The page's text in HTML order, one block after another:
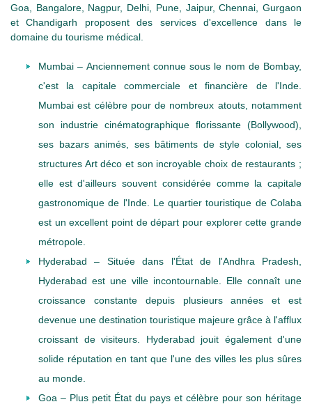
Goa, Bangalore, Nagpur, Delhi, Pune, Jaipur, Chennai, Gurgaon
et Chandigarh proposent des services d'excellence dans le
domaine du tourisme médical.
Mumbai – Anciennement connue sous le nom de Bombay,
c'est la capitale commerciale et financière de l'Inde.
Mumbai est célèbre pour de nombreux atouts, notamment
son industrie cinématographique florissante (Bollywood),
ses bazars animés, ses bâtiments de style colonial, ses
structures Art déco et son incroyable choix de restaurants ;
elle est d'ailleurs souvent considérée comme la capitale
gastronomique de l'Inde. Le quartier touristique de Colaba
est un excellent point de départ pour explorer cette grande
métropole.
Hyderabad – Située dans l'État de l'Andhra Pradesh,
Hyderabad est une ville incontournable. Elle connaît une
croissance constante depuis plusieurs années et est
devenue une destination touristique majeure grâce à l'afflux
croissant de visiteurs. Hyderabad jouit également d'une
solide réputation en tant que l'une des villes les plus sûres
au monde.
Goa – Plus petit État du pays et célèbre pour son héritage